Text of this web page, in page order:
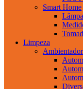
Smart Home
Limpeza